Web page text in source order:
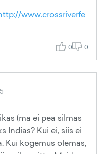
www.crossriverfe
0 0
(ma ei pea silmas
Indias? Kui ei, siis ei
Kui kogemus olemas,